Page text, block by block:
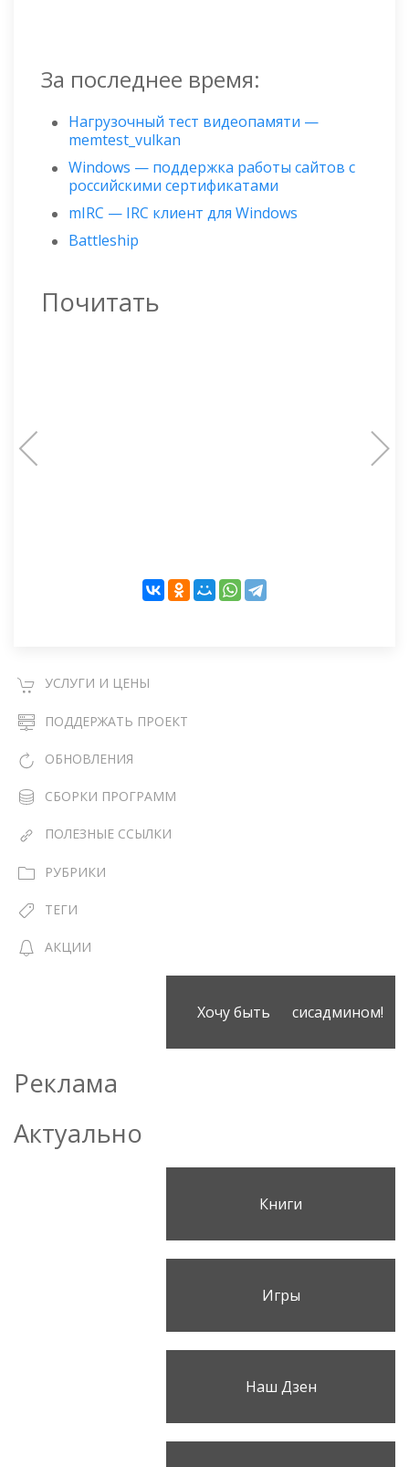
За последнее время:
Нагрузочный тест видеопамяти —
memtest_vulkan
Windows — поддержка работы сайтов с
российскими сертификатами
mIRC — IRC клиент для Windows
Battleship
Почитать
УСЛУГИ И ЦЕНЫ
ПОДДЕРЖАТЬ ПРОЕКТ
ОБНОВЛЕНИЯ
СБОРКИ ПРОГРАММ
ПОЛЕЗНЫЕ ССЫЛКИ
РУБРИКИ
ТЕГИ
АКЦИИ
Хочу быть сисадмином!
Реклама
Актуально
Книги
Игры
Наш Дзен